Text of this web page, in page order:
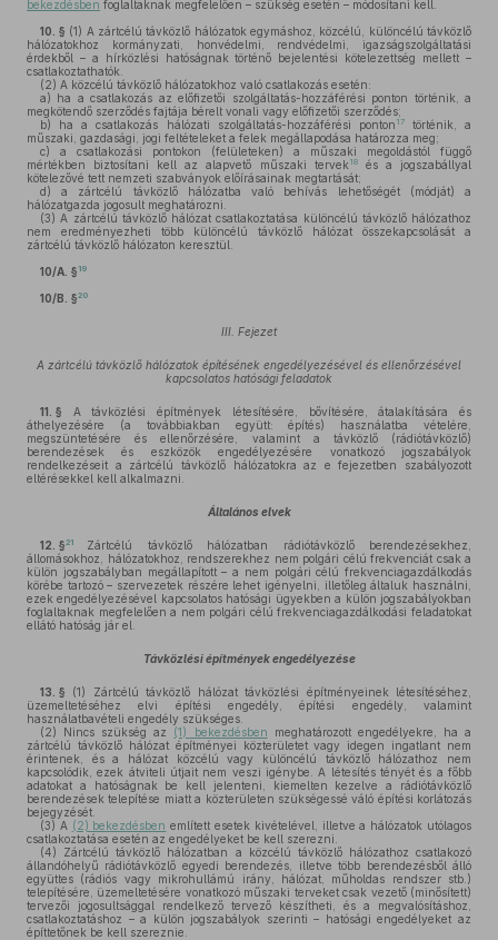
bekezdésben foglaltaknak megfelelően – szükség esetén – módosítani kell.
10. § (1) A zártcélú távközlő hálózatok egymáshoz, közcélú, különcélú távközlő
hálózatokhoz kormányzati, honvédelmi, rendvédelmi, igazságszolgáltatási
érdekből – a hírközlési hatóságnak történő bejelentési kötelezettség mellett –
csatlakoztathatók.
(2) A közcélú távközlő hálózatokhoz való csatlakozás esetén:
a) ha a csatlakozás az előfizetői szolgáltatás-hozzáférési ponton történik, a
megkötendő szerződés fajtája bérelt vonali vagy előfizetői szerződés;
b) ha a csatlakozás hálózati szolgáltatás-hozzáférési ponton 17történik, a
műszaki, gazdasági, jogi feltételeket a felek megállapodása határozza meg;
c) a csatlakozási pontokon (felületeken) a műszaki megoldástól függő
mértékben biztosítani kell az alapvető műszaki tervek 18és a jogszabállyal
kötelezővé tett nemzeti szabványok előírásainak megtartását;
d) a zártcélú távközlő hálózatba való behívás lehetőségét (módját) a
hálózatgazda jogosult meghatározni.
(3) A zártcélú távközlő hálózat csatlakoztatása különcélú távközlő hálózathoz
nem eredményezheti több különcélú távközlő hálózat összekapcsolását a
zártcélú távközlő hálózaton keresztül.
10/A. § 19
10/B. §20
III. Fejezet
A zártcélú távközlő hálózatok építésének engedélyezésével és ellenőrzésével
kapcsolatos hatósági feladatok
11. § A távközlési építmények létesítésére, bővítésére, átalakítására és
áthelyezésére (a továbbiakban együtt: építés) használatba vételére,
megszüntetésére és ellenőrzésére, valamint a távközlő (rádiótávközlő)
berendezések és eszközök engedélyezésére vonatkozó jogszabályok
rendelkezéseit a zártcélú távközlő hálózatokra az e fejezetben szabályozott
eltérésekkel kell alkalmazni.
Általános elvek
12. §21
Zártcélú távközlő hálózatban rádiótávközlő berendezésekhez,
állomásokhoz, hálózatokhoz, rendszerekhez nem polgári célú frekvenciát csak a
külön jogszabályban megállapított – a nem polgári célú frekvenciagazdálkodás
körébe tartozó – szervezetek részére lehet igényelni, illetőleg általuk használni,
ezek engedélyezésével kapcsolatos hatósági ügyekben a külön jogszabályokban
foglaltaknak megfelelően a nem polgári célú frekvenciagazdálkodási feladatokat
ellátó hatóság jár el.
Távközlési építmények engedélyezése
13. § (1)
Zártcélú távközlő hálózat távközlési építményeinek létesítéséhez,
üzemeltetéséhez elvi építési engedély, építési engedély, valamint
használatbavételi engedély szükséges.
(2) Nincs szükség az (1) bekezdésben meghatározott engedélyekre, ha a
zártcélú távközlő hálózat építményei közterületet vagy idegen ingatlant nem
érintenek, és a hálózat közcélú vagy különcélú távközlő hálózathoz nem
kapcsolódik, ezek átviteli útjait nem veszi igénybe. A létesítés tényét és a főbb
adatokat a hatóságnak be kell jelenteni, kiemelten kezelve a rádiótávközlő
berendezések telepítése miatt a közterületen szükségessé váló építési korlátozás
bejegyzését.
(3) A (2) bekezdésben említett esetek kivételével, illetve a hálózatok utólagos
csatlakoztatása esetén az engedélyeket be kell szerezni.
(4) Zártcélú távközlő hálózatban a közcélú távközlő hálózathoz csatlakozó
állandóhelyű rádiótávközlő egyedi berendezés, illetve több berendezésből álló
együttes (rádiós vagy mikrohullámú irány, hálózat, műholdas rendszer stb.)
telepítésére, üzemeltetésére vonatkozó műszaki terveket csak vezető (minősített)
tervezői jogosultsággal rendelkező tervező készítheti, és a megvalósításhoz,
csatlakoztatáshoz – a külön jogszabályok szerinti – hatósági engedélyeket az
építtetőnek be kell szereznie.